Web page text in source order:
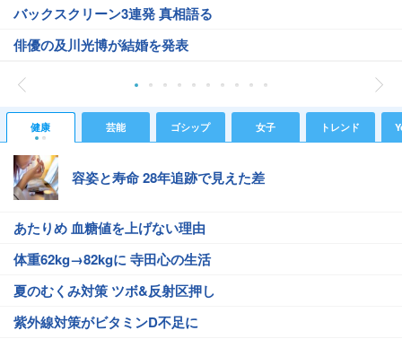
バックスクリーン3連発 真相語る
俳優の及川光博が結婚を発表
健康 芸能 ゴシップ 女子 トレンド
容姿と寿命 28年追跡で見えた差
あたりめ 血糖値を上げない理由
体重62kg→82kgに 寺田心の生活
夏のむくみ対策 ツボ&反射区押し
紫外線対策がビタミンD不足に